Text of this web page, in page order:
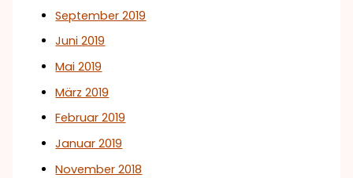
September 2019
Juni 2019
Mai 2019
März 2019
Februar 2019
Januar 2019
November 2018